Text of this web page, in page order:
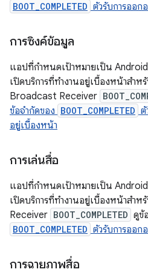
BOOT_COMPLETED ตัวรับการออก
การซิงค์ข้อมูล
แอปที่กำหนดเป้าหมายเป็น
เปิดบริการที่ทำงานอยู่เบื้องหน้าสำห
Broadcast Receiver
ข้อจํากัดของ BOOT_COMPLETED ตั
อยู่เบื้องหน้า
การเล่นสื่อ
แอปที่กำหนดเป้าหมายเป็น
เปิดบริการที่ทำงานอยู่เบื้องหน้าสำ
Receiver BOOT_COMPLETED ดูข้
BOOT_COMPLETED ตัวรับการออก
การฉายภาพสื่อ